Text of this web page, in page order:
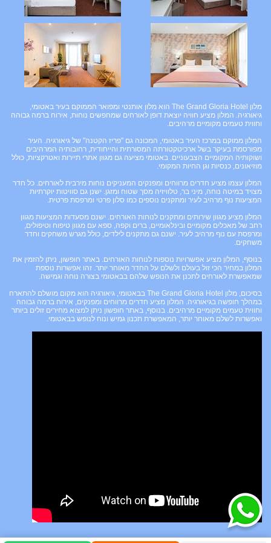
מלון The Grand Gloria Hotel הוא מלון אותנטי ומפואר הממוקם בעיר באטומי,
גיאורגיה. המלון מציע חוויה יוצאת דופן לאורחים שמחפשים נוחות, אירוח ברמה גבוהה
וחווית טעמים מקומיים מרהיבים.
המלון ממוקם במרכז העיר באטומי, המכונה גם "פריז הקטנה" של גיאורגיה. העיר
מפורסמת בעיקר בשל ארכיטקטורתה המסורתית והייחודית, רחובותיה המרהיבים
ושוקותיה המקומיים הצבעוניים. באטומי מציעה גם מגוון אתרי תיירות ואטרקציות, כולל
מוזיאונים, כנסיות וגן החיות המקומי.
המלון עצמו מציע חדרים מרווחים ומפנקים המעניקים נוחות מירבית לאורחים. כל חדר
מצויד במיטה נוחה, מיני בר, טלוויזיה מסך שטוח ומזגן. ישנן גם סוויטות יוקרתיות
המציעות נוף מרהיב לעיר ומתקנים נוספים כמו סלון פרטי ומרפסת פרטית.
המלון מציע מגוון שירותים ומתקנים לנוחות האורחים. ישנם מסעדות המציעות מגוון
רחב של מאכלים מקומיים ובינלאומיים, ברים וקפה, ספא עם מגוון טיפוח וטיפולים,
ומרפסת עם נוף מרהיב לעיר. ישנם גם מתקנים לילדים, כולל מגרש משחקים וחדר
משחקים.
בנוסף, המלון מציע אפשרויות נוספות לנוחות האורחים. באתר חופשון, ניתן להזמין את
המלון במחיר הכי זול בעולם ולשלם על החדר מאוחר יותר. זהו אפשרות נוספת
שמאפשרת לאורחים לתכנן את הנופש שלהם בבאטומי בצורה נוחה וגמישה.
בסיכום, מלון The Grand Gloria Hotel בבאטומי, גיאורגיה הוא מקום מושלם להתארח
במהלך חופשה בגיאורגיה. המלון מציע חדרים מרווחים ומפנקים, אירוח ברמה גבוהה
וחווית טעמים מקומיים מרהיבים. בנוסף, באתר חופשון ניתן למצוא מחירים זולים ביותר
ואפשרות לשלם מאוחר יותר, המאפשרת תכנון גמיש ונוח לנופש בבאטומי.